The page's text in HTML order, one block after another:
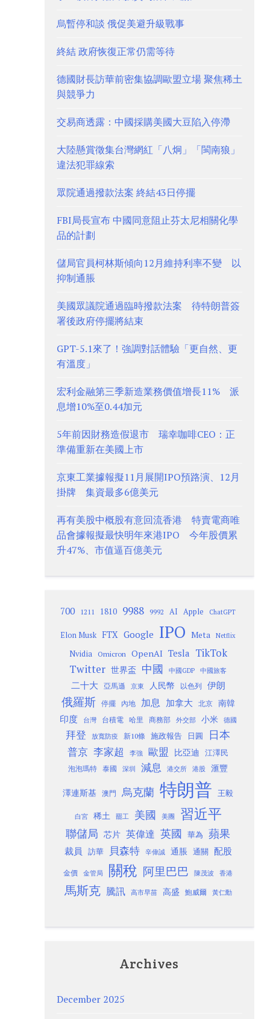
烏暫停和談 俄促美避升級戰事
終結 政府恢復正常仍需等待
德國財長訪華前密集協調歐盟立場 聚焦稀土
與競爭力
交易商透露：中國採購美國大豆陷入停滯
大陸懸賞徵集台灣網紅「八炯」「閩南狼」
違法犯罪線索
眾院通過撥款法案 終結43日停擺
FBI局長宣布 中國同意阻止芬太尼相關化學
品的計劃
儲局官員柯林斯傾向12月維持利率不變 以
抑制通脹
美國眾議院通過臨時撥款法案 待特朗普簽
署後政府停擺將結束
GPT-5.1來了！強調對話體驗「更自然、更
有溫度」
宏利金融第三季新造業務價值增長11% 派
息增10%至0.44加元
5年前因財務造假退市 瑞幸咖啡CEO：正
準備重新在美國上市
京東工業據報擬11月展開IPO預路演、12月
掛牌 集資最多6億美元
再有美股中概股有意回流香港 特賣電商唯
品會據報擬最快明年來港IPO 今年股價累
升47%、市值逼百億美元
700 1211 1810 9988 9992 AI Apple ChatGPT
Elon Musk FTX Google IPO Meta Netflix
Nvidia Omicron OpenAI Tesla TikTok
Twitter 世界盃 中國 中國GDP 中國旅客
二十大 亞馬遜 京東 人民幣 以色列 伊朗
俄羅斯 停擺 內地 加息 加拿大 北京
南韓
印度
台灣 台積電 哈里 商務部 外交部 小米 德國
拜登 放寬防疫 新10條 施政報告 日圓 日本
普京 李家超 李強 歐盟 比亞迪 江澤民
泡泡瑪特 泰國 深圳 減息 港交所 港股 滙豐
澤連斯基 澳門 烏克蘭 特朗普 王毅
白宮 稀土 罷工 美國 美團 習近平
聯儲局 芯片 英偉達 英國 華為 蘋果
裁員 訪華 貝森特 辛偉誠 通脹 通關 配股
金價 金管局 關稅 阿里巴巴 陳茂波 香港
馬斯克 騰訊 高市早苗 高盛 鮑威爾 黃仁勳
Archives
December 2025